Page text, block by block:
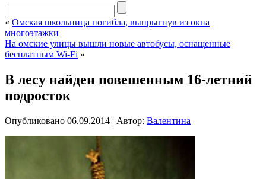
« Омская школьница погибла, выпрыгнув из окна
многоэтажки
На омские улицы вышли новые автобусы, оснащенные
бесплатным Wi-Fi »
В лесу найден повешенным 16-летний
подросток
Опубликовано 06.09.2014 | Автор: Валентина